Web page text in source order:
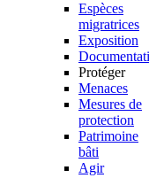
Espèces
migratrices
Exposition
Protéger
Menaces
Mesures de
protection
Patrimoine
bâti
Agir